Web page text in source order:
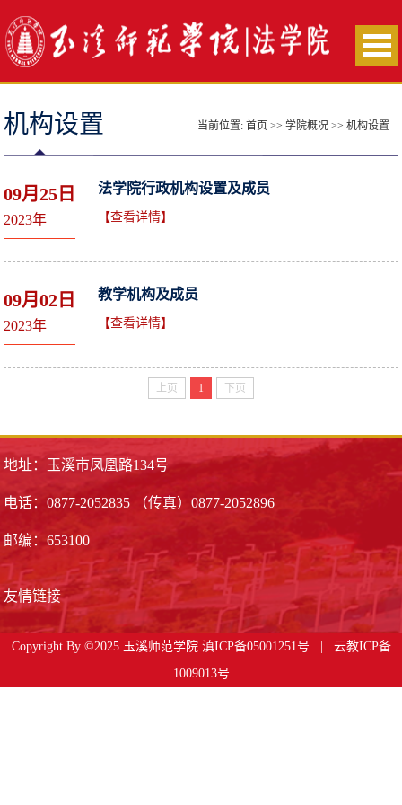
机构设置 当前位置: 首页 >> 学院概况>> 机构设置
09月25日
2023年
法学院行政机构设置及成员
【查看详情】
09月02日
2023年
教学机构及成员
【查看详情】
上页 1 下页
地址：玉溪市凤凰路134号
电话：0877-2052835 （传真）0877-2052896
邮编：653100
友情链接
Copyright By ©2025.玉溪师范学院 滇ICP备05001251号 | 云教ICP备
1009013号